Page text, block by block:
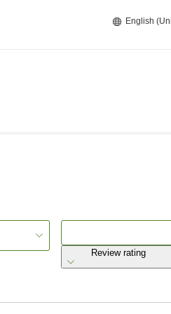
English
Review rating